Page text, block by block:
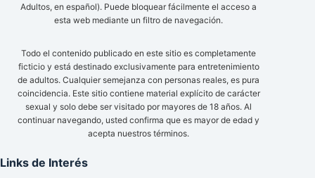
Adultos, en español). Puede bloquear fácilmente el acceso a
esta web mediante un filtro de navegación.
Todo el contenido publicado en este sitio es completamente
ficticio y está destinado exclusivamente para entretenimiento
de adultos. Cualquier semejanza con personas reales, es pura
coincidencia. Este sitio contiene material explícito de carácter
sexual y solo debe ser visitado por mayores de 18 años. Al
continuar navegando, usted confirma que es mayor de edad y
acepta nuestros términos.
Links de Interés